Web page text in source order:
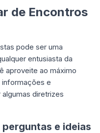
de Encontros
pode ser uma
entusiasta da
aproveite ao máximo
e
diretrizes
e ideias